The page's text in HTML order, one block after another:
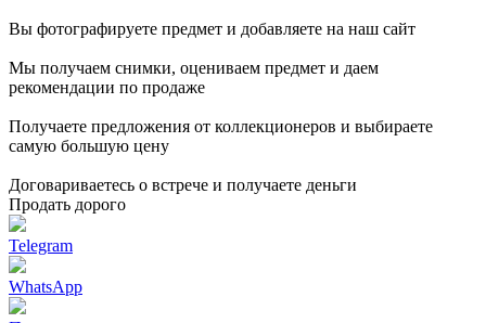
Вы фотографируете предмет и добавляете на наш сайт
Мы получаем снимки, оцениваем предмет и даем
рекомендации по продаже
Получаете предложения от коллекционеров и выбираете
самую большую цену
Договариваетесь о встрече и получаете деньги
Продать дорого
Telegram
WhatsApp